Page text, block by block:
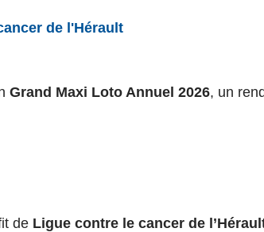
de l'Hérault
Grand Maxi Loto Annuel 2026, un
de Ligue contre le cancer de